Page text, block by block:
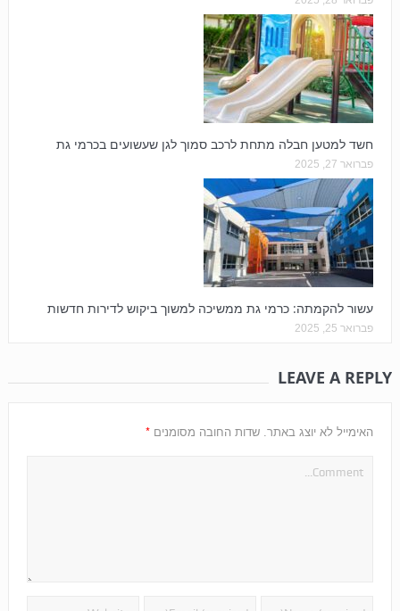
חשד למטען חבלה מתחת לרכב סמוך לגן שעשועים בכרמי גת
פברואר 27, 2025
עשור להקמתה: כרמי גת ממשיכה למשוך ביקוש לדירות חדשות
פברואר 25, 2025
LEAVE A REPLY
האימייל לא יוצג באתר. שדות החובה מסומנים *